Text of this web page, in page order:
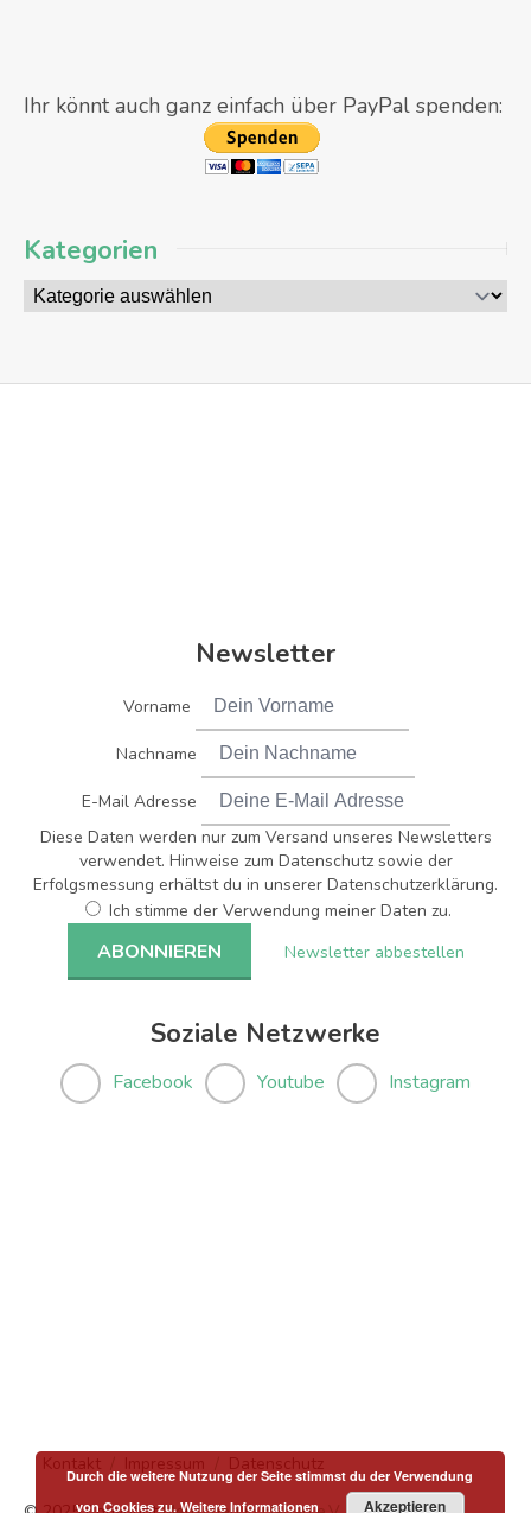
Ihr könnt auch ganz einfach über PayPal spenden:
Kategorien
Newsletter
Vorname
Nachname
E-Mail Adresse
Diese Daten werden nur zum Versand unseres Newsletters
verwendet. Hinweise zum Datenschutz sowie der
Erfolgsmessung erhältst du in unserer Datenschutzerklärung.
Ich stimme der Verwendung meiner Daten zu.
Newsletter abbestellen
Soziale Netzwerke
Facebook Youtube Instagram
Kontakt Impressum Datenschutz
Durch die weitere Nutzung der Seite stimmst du der Verwendung
von Cookies zu.Weitere Informationen Akzeptieren